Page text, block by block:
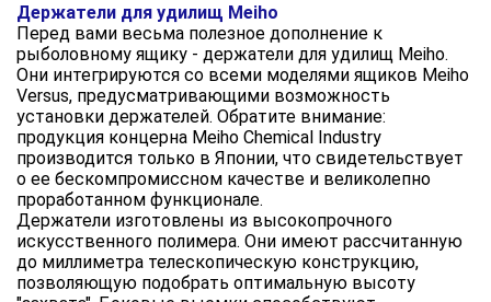
Держатели для удилищ Meiho
Перед вами весьма полезное дополнение к
рыболовному ящику - держатели для удилищ Meiho.
Они интегрируются со всеми моделями ящиков Meiho
Versus, предусматривающими возможность
установки держателей. Обратите внимание:
продукция концерна Meiho Chemical Industry
производится только в Японии, что свидетельствует
о ее бескомпромиссном качестве и великолепно
проработанном функционале.
Держатели изготовлены из высокопрочного
искусственного полимера. Они имеют рассчитанную
до миллиметра телескопическую конструкцию,
позволяющую подобрать оптимальную высоту